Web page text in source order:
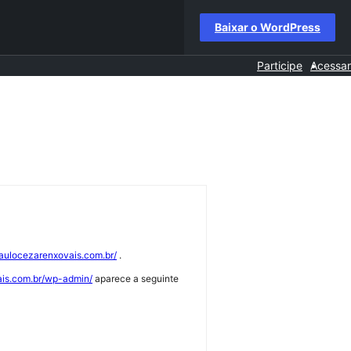
Baixar o WordPress
Participe Acessar
.
wp-admin/ aparece a seguinte